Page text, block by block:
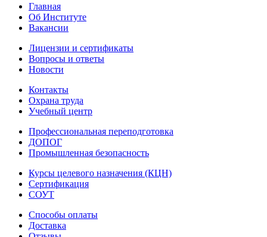
Главная
Об Институте
Вакансии
Лицензии и сертификаты
Вопросы и ответы
Новости
Контакты
Охрана труда
Учебный центр
Профессиональная переподготовка
ДОПОГ
Промышленная безопасность
Курсы целевого назначения (КЦН)
Сертификация
СОУТ
Способы оплаты
Доставка